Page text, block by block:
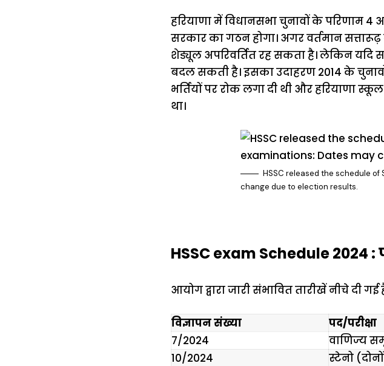
हरियाणा में विधानसभा चुनावों के परिणाम
सरकार का गठन होगा। अगर वर्तमान सत्तारूढ़
शेड्यूल अपरिवर्तित रह सकता है। लेकिन यदि
बदल सकती है। इसका उदाहरण 2014 के
भर्तियों पर रोक लगा दी थी और हरियाणा स्कूल
था।
HSSC released the schedule
change due to election results.
HSSC exam Schedule 2024 :
आयोग द्वारा जारी संभावित तारीखें नीचे दी गई
विज्ञापन संख्या पद/परीक्षा
7/2024
वाणिज्य
10/2024
स्टेनो